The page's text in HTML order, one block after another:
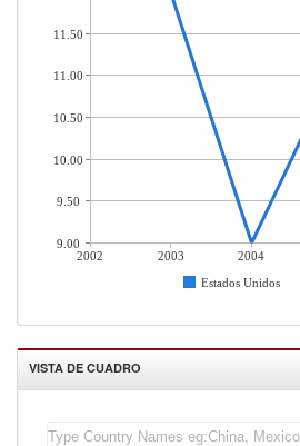
2002 2003 2004
Estados Unidos
11.50
11.00
10.50
10.00
9.50
9.00
VISTA DE CUADRO